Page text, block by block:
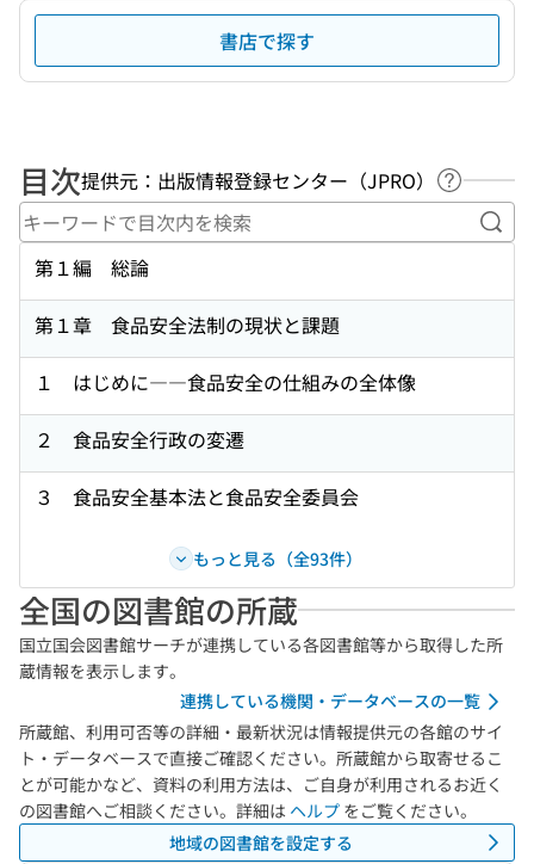
書店で探す
目次提供元：出版情報登録センター（JPRO）
ヘルプペ
キ
第１編 総論
第１章 食品安全法制の現状と課題
１ はじめに――食品安全の仕組みの全体像
２ 食品安全行政の変遷
３ 食品安全基本法と食品安全委員会
もっと見る（全93件）
全国の図書館の所蔵
国立国会図書館サーチが連携している各図書館等から取得した所
蔵情報を表示します。
連携している機関・データベースの一覧
所蔵館、利用可否等の詳細・最新状況は情報提供元の各館のサイ
ト・データベースで直接ご確認ください。所蔵館から取寄せるこ
とが可能かなど、資料の利用方法は、ご自身が利用されるお近く
の図書館へご相談ください。詳細は ヘルプ をご覧ください。
地域の図書館を設定する